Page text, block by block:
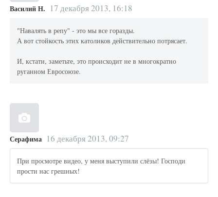
Василий Н. 17 декабря 2013, 16:18
"Навалять в репу" - это мы все горазды.
А вот стойкость этих католиков действительно потрясает.
И, кстати, заметьте, это происходит не в многократно
руганном Евросоюзе.
Серафима 16 декабря 2013, 09:27
При просмотре видео, у меня выступили слёзы! Господи
прости нас грешных!